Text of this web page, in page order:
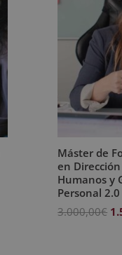
Máster de
en
Humanos y
Personal 2.0
3.000,00€ El